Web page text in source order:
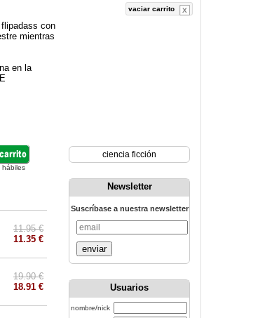
con
mientras
en la
hábiles
11.95 €
11.35 €
19.90 €
18.91 €
vaciar carrito
ciencia ficción
Newsletter
Suscríbase a nuestra newsletter
enviar
Usuarios
nombre/nick